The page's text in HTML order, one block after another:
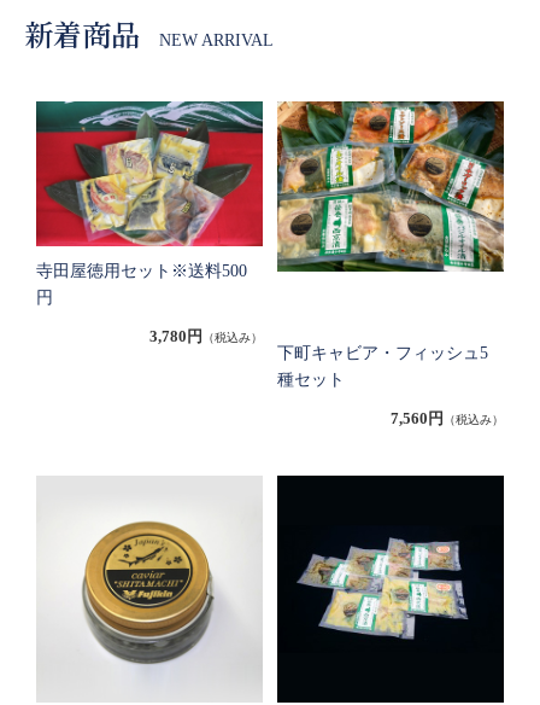
新着商品 NEW ARRIVAL
寺田屋徳用セット※送料500
円
3,780円 （税込み）
下町キャビア・フィッシュ5
種セット
7,560円 （税込み）